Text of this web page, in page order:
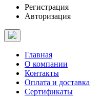
Регистрация
Авторизация
Главная
О компании
Контакты
Оплата и доставка
Сертификаты